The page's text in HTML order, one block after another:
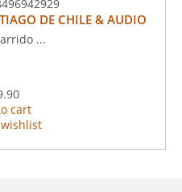
DE CHILE & AUDIO
...
cart